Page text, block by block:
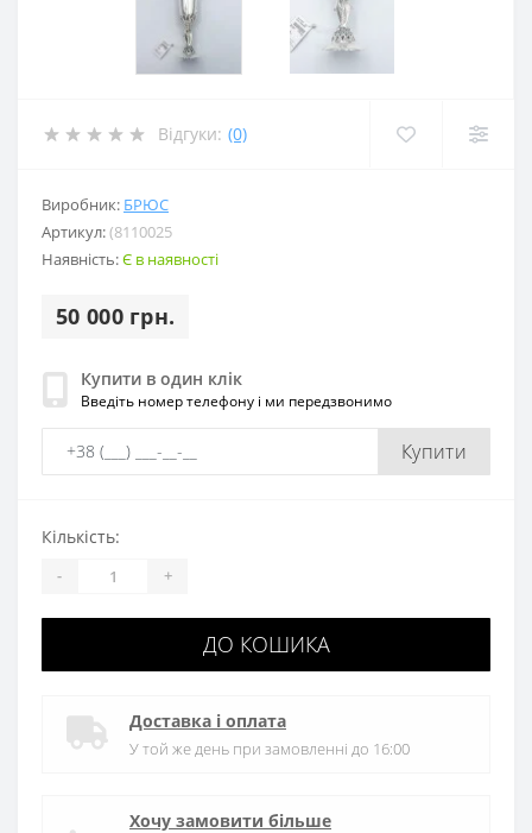
Відгуки: (0)
Виробник: БРЮС
Артикул:(8110025
Наявність:Є в наявності
50 000 грн.
Купити в один клік
Введіть номер телефону і ми передзвонимо
Купити
Кількість:
- +
ДО КОШИКА
Доставка і оплата
У той же день при замовленні до 16:00
Хочу замовити більше